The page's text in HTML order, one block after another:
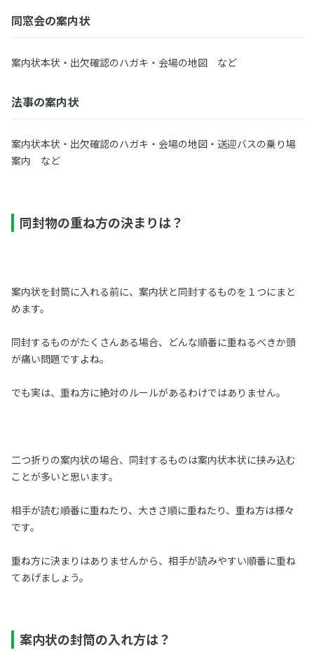
同窓会の案内状
案内状本状・出欠確認のハガキ・会場の地図 など
法事の案内状
案内状本状・出欠確認のハガキ・会場の地図・送迎バスの乗り場
案内 など
同封物の重ね方の決まりは？
案内状を封筒に入れる前に、案内状と同封するものを１つにまと
めます。
同封するものがたくさんある場合、どんな順番に重ねるべきか頭
が痛い問題ですよね。
でも実は、重ね方に絶対のルールがあるわけではありません。
二つ折りの案内状の場合、同封するものは案内状本状に挟み込む
ことが多いと思います。
相手が読む順番に重ねたり、大きさ順に重ねたり、重ね方は様々
です。
重ね方に決まりはありませんから、相手が読みやすい順番に重ね
てあげましょう。
案内状の封筒の入れ方は？